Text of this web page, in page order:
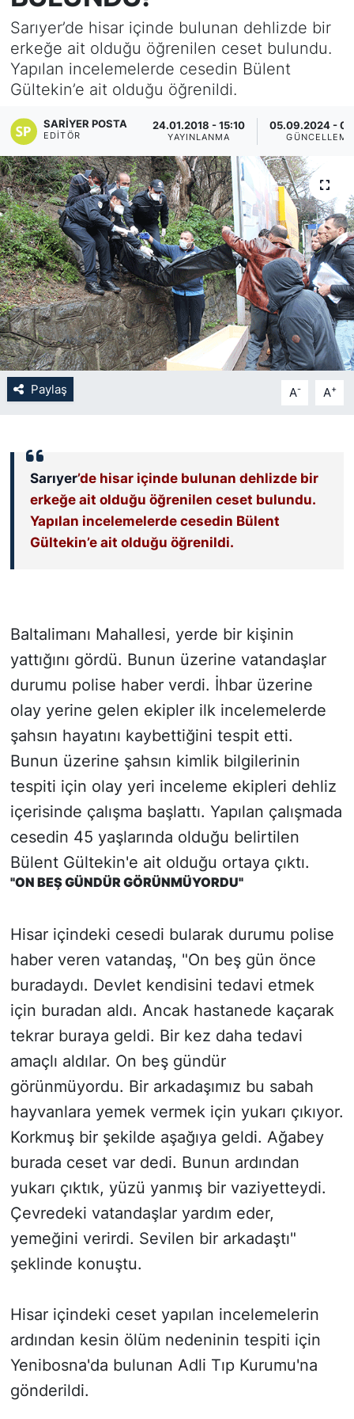
Sarıyer’de hisar içinde bulunan dehlizde bir
erkeğe ait olduğu öğrenilen ceset bulundu.
Yapılan incelemelerde cesedin Bülent
Gültekin’e ait olduğu öğrenildi.
SARIYER POSTA
EDITÖR
24.01.2018 - 15:10
YAYINLANMA
05.09.2024 -
GÜNCELLEME
Paylaş A- A+
Sarıyer’de hisar içinde bulunan dehlizde bir
erkeğe ait olduğu öğrenilen ceset bulundu.
Yapılan incelemelerde cesedin Bülent
Gültekin’e ait olduğu öğrenildi.
Baltalimanı Mahallesi, yerde bir kişinin
yattığını gördü. Bunun üzerine vatandaşlar
durumu polise haber verdi. İhbar üzerine
olay yerine gelen ekipler ilk incelemelerde
şahsın hayatını kaybettiğini tespit etti.
Bunun üzerine şahsın kimlik bilgilerinin
tespiti için olay yeri inceleme ekipleri dehliz
içerisinde çalışma başlattı. Yapılan çalışmada
cesedin 45 yaşlarında olduğu belirtilen
Bülent Gültekin'e ait olduğu ortaya çıktı.
"ON BEŞ GÜNDÜR GÖRÜNMÜYORDU"
Hisar içindeki cesedi bularak durumu polise
haber veren vatandaş, "On beş gün önce
buradaydı. Devlet kendisini tedavi etmek
için buradan aldı. Ancak hastanede kaçarak
tekrar buraya geldi. Bir kez daha tedavi
amaçlı aldılar. On beş gündür
görünmüyordu. Bir arkadaşımız bu sabah
hayvanlara yemek vermek için yukarı çıkıyor.
Korkmuş bir şekilde aşağıya geldi. Ağabey
burada ceset var dedi. Bunun ardından
yukarı çıktık, yüzü yanmış bir vaziyetteydi.
Çevredeki vatandaşlar yardım eder,
yemeğini verirdi. Sevilen bir arkadaştı"
şeklinde konuştu.
Hisar içindeki ceset yapılan incelemelerin
ardından kesin ölüm nedeninin tespiti için
Yenibosna'da bulunan Adli Tıp Kurumu'na
gönderildi.
KÖŞE YAZILARI
KÖŞE YAZILARI (Arşiv)
RÖPORTAJ
SAĞLIK
SARIYER HABERLERİ
SARIYER İMAR BARIŞI
SEKTÖR
SİYASET
SPOR
TEKNOLOJİ
TÜRKİYE VE DÜNYA GÜNDEMİ
YAŞAM